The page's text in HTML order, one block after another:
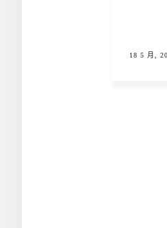
18 5 月,